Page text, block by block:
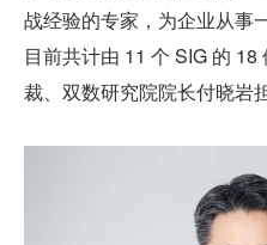
战经验的专家，为企业从事
目前共计由 11 个 SIG 的
裁、双数研究院院长付晓岩